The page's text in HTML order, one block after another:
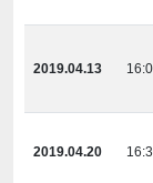
2019.04.13
2019.04.20